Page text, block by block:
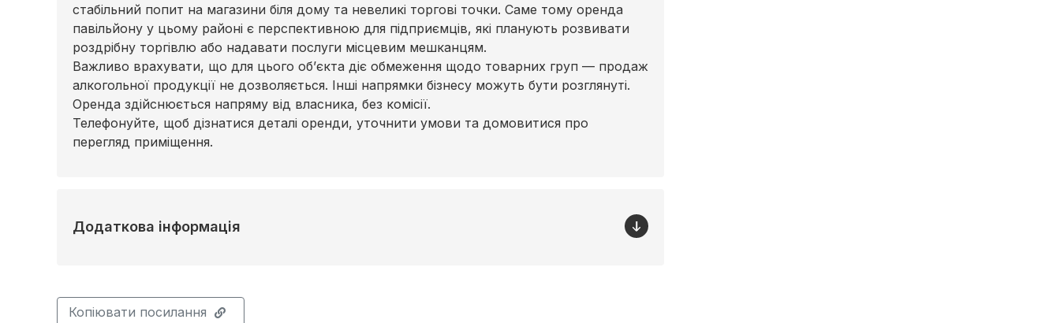
стабільний попит на магазини біля дому та невеликі торгові точки. Саме тому оренда
павільйону у цьому районі є перспективною для підприємців, які планують розвивати
роздрібну торгівлю або надавати послуги місцевим мешканцям.
Важливо врахувати, що для цього об’єкта діє обмеження щодо товарних груп — продаж
алкогольної продукції не дозволяється. Інші напрямки бізнесу можуть бути розглянуті.
Оренда здійснюється напряму від власника, без комісії.
Телефонуйте, щоб дізнатися деталі оренди, уточнити умови та домовитися про
перегляд приміщення.
Додаткова інформація
Копіювати посилання